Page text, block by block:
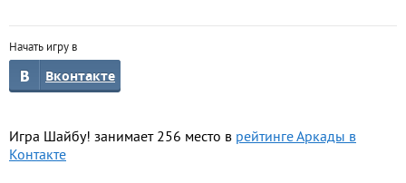
Начать игру в
Вконтакте
Игра Шайбу! занимает 256 место в рейтинге Аркады в
Контакте